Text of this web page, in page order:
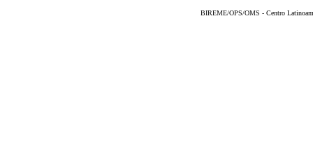
BIREME/OPS/OMS - Centro